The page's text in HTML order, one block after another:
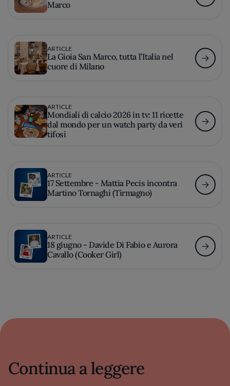
Marco
ARTICLE
La Gioia San Marco, tutta l’Italia nel
cuore di Milano
ARTICLE
Mondiali di calcio 2026 in tv: 11 ricette
dal mondo per un watch party da veri
tifosi
ARTICLE
17 Settembre - Mattia Pecis incontra
Martino Tornaghi (Tirmagno)
ARTICLE
18 giugno - Davide Di Fabio e Aurora
Cavallo (Cooker Girl)
Continua a leggere